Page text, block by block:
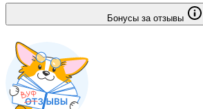
Бонусы за отзывы